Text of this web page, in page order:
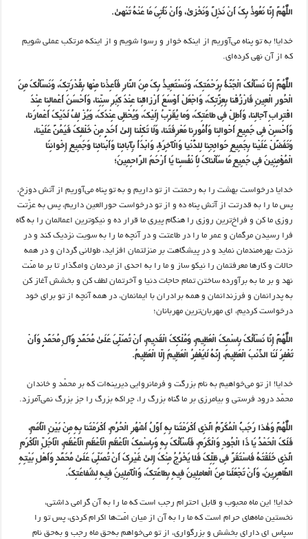
اللّٰهُمَّ إِنَّا نَعُوذُ بِکَ أَنْ نَذِلَّ وَنَخْزیٰ، وَأَنْ نَأْتِیَ مَا عَنْهُ تَنْهیٰ.
خدایا! به تو پناه می‌آوریم از اینکه خوار و رسوا شویم و از اینکه مرتکب عملی شویم
که از آن نهی کرده‌ای.
اللّٰهُمَّ إِنَّا نَسْأَلُکَ الْجَنَّةَ بِرَحْمَتِکَ، وَنَسْتَعِیذُ بِکَ مِنَ النَّارِ فَأَعِذْنا مِنْها بِقُدْرَتِکَ، وَنَسْأَلُکَ مِنَ
الْحُورِ الْعِینِ فَارْزُقْنا بِعِزَّتِکَ، وَاجْعَلْ أَوْسَعَ أَرْزاقِنا عِنْدَ کِبَرِ سِنِّنا، وَأَحْسَنَ أَعْمالِنا عِنْدَ
اقْتِرابِ آجالِنا، وَأَطِلْ فِی طاعَتِکَ، وَما یُقَرِّبُ إِلَیْکَ، وَیُحْظِی عِنْدَکَ، وَیُزْ لِفُ لَدَیْکَ أَعْمارَنا،
وَأَحْسِنْ فِی جَمِیعِ أَحْوالِنا وَأُمُورِنا مَعْرِفَتَنا، وَلَا تَکِلْنا إِلیٰ أَحَدٍ مِنْ خَلْقِکَ فَیَمُنَّ عَلَیْنا،
وَتَفَضَّلْ عَلَیْنا بِجَمِیعِ حَوائِجِنا لِلدُّنْیا وَالْآخِرَةِ، وَابْدَأْ بِآبائِنا وَأَبْنائِنا وَجَمِیعِ إِخْوانِنَا
الْمُؤْمِنِینَ فِی جَمِیعِ مَا سَأَلْناکَ لِأَ نْفُسِنا یَا أَرْحَمَ الرَّاحِمِینَ؛
خدایا درخواست بهشت را به رحمتت از تو داریم و به تو پناه می‌آوریم از آتش دوزخ،
پس ما را به قدرتت از آتش پناه ده و از تو درخواست حورالعین داریم، پس به عزّتت
روزی ما کن و فراخ‌ترین روزی را هنگام پیری ما قرار ده و نیکوترین اعمالمان را به گاه
فرا رسیدن مرگمان و عمر ما را در طاعتت و در آنچه ما را به سویت نزدیک کند و در
نزدت بهره‌مندمان نماید و در پیشگاهت بر منزلتمان افزاید، طولانی گردان و در همه
حالات و کارها معرفتمان را نیکو ساز و ما را به احدی از مردمان وامگذار تا بر ما منّت
نهد و بر ما به برآورده ساختن تمام حاجات دنیا و آخرتمان لطف کن و بخشش آغاز کن
به پدرانمان و فرزندانمان و همه برادران با ایمانمان، در همه آنچه از تو برای خود
درخواست کردیم، ای مهربان‌ترین مهربانان؛
اللّٰهُمَّ إِنَّا نَسْأَلُکَ بِاسْمِکَ الْعَظِیمِ، وَمُلْکِکَ الْقَدِیمِ، أَنْ تُصَلِّیَ عَلَیٰ مُحَمَّدٍ وَآلِ مُحَمَّدٍ وَأَنْ
تَغْفِرَ لَنَا الذَّنْبَ الْعَظِیمَ، إِنَّهُ لَایَغْفِرُ الْعَظِیمَ إِلّا الْعَظِیمُ.
خدایا! از تو می‌خواهیم به نام بزرگت و فرمانروایی دیرینه‌ات که بر محمّد و خاندان
محمّد درود فرستی و بیامرزی بر ما گناه بزرگ را، چراکه بزرگ را جز بزرگ نمی‌آمرزد.
اللّٰهُمَّ وَهٰذا رَجَبٌ الْمُکَرَّمُ الَّذِی أَکْرَمْتَنا بِهِ أَوَّلُ أَشْهُرِ الْحُرُمِ، أَکْرَمْتَنا بِهِ مِنْ بَیْنِ الْأُمَمِ،
فَلَکَ الْحَمْدُ یَا ذَا الْجُودِ وَالْکَرَمِ، فَأَسْأَلُکَ بِهِ وَبِاسْمِکَ الْأَعْظَمِ الْأَعْظَمِ الْأَعْظَمِ، الْأَجَلِّ الْأَکْرَمِ
الَّذِی خَلَقْتَهُ فَاسْتَقَرَّ فِی ظِلِّکَ فَلا یَخْرُجُ مِنْکَ إِلیٰ غَیْرِکَ أَنْ تُصَلِّیَ عَلَیٰ مُحَمَّدٍ وَأَهْلِ بَیْتِهِ
الطَّاهِرِینَ، وَأَنْ تَجْعَلَنا مِنَ الْعامِلِینَ فِیهِ بِطاعَتِکَ، وَالْآمِلِینَ فِیهِ لِشَفاعَتِکَ.
خدایا! این ماه محبوب و قابل احترام رجب است که ما را به آن گرامی داشتی،
نخستین ماه‌های حرام است که ما را به آن از میان امّت‌ها اکرام کردی، پس تو را
سپاس ای دارای بخشش و بزرگواری، از تو می‌خواهم به‌حق ماه رجب و به‌حق نام